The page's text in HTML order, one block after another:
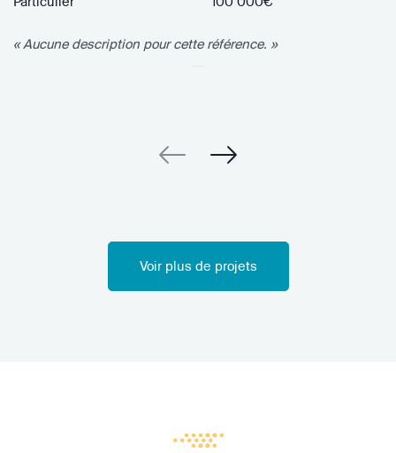
« Aucune description pour cette référence. »
Voir plus de projets